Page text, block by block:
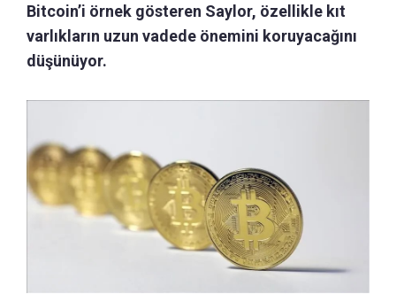
Bitcoin’i örnek gösteren Saylor, özellikle kıt
varlıkların uzun vadede önemini koruyacağını
düşünüyor.